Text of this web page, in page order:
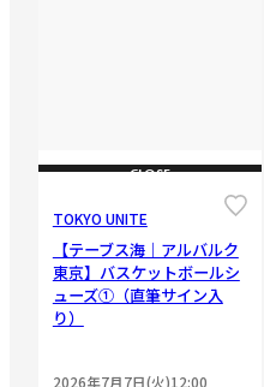
CLOSE
TOKYO UNITE
【テーブス海｜アルバルク
東京】バスケットボールシ
ューズ①（直筆サイン入
り）
2026年7月7日(火)12:00